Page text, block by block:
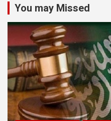
You may Missed